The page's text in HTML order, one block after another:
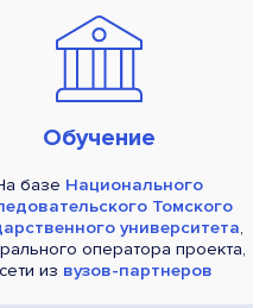
Обучение
базе Национального
Томского
университета,
оператора проекта,
из вузов-партнеров